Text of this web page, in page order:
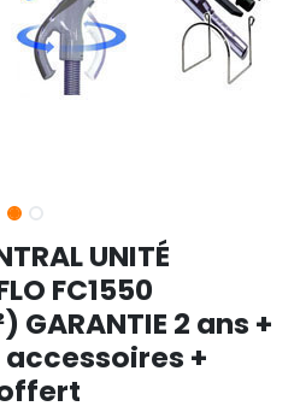
UNITÉ
FC1550
GARANTIE 2 ans +
accessoires +